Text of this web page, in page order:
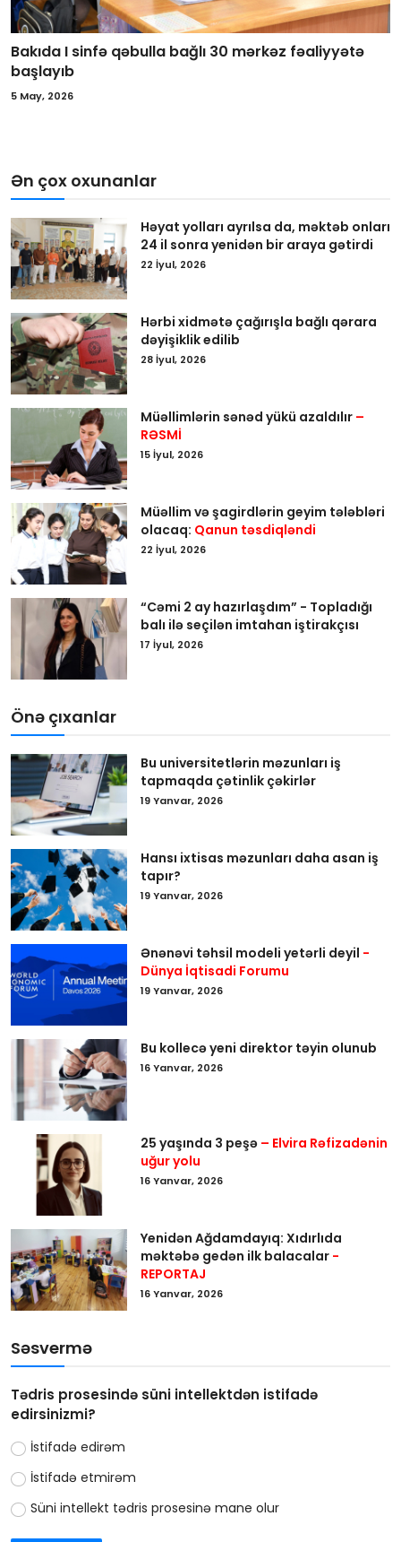
Bakıda I sinfə qəbulla bağlı 30 mərkəz fəaliyyətə
başlayıb
5 May, 2026
Ən çox oxunanlar
Həyat yolları ayrılsa da, məktəb onları
24 il sonra yenidən bir araya gətirdi
22 İyul, 2026
Hərbi xidmətə çağırışla bağlı qərara
dəyişiklik edilib
28 İyul, 2026
Müəllimlərin sənəd yükü azaldılır –
RƏSMİ
15 İyul, 2026
Müəllim və şagirdlərin geyim tələbləri
olacaq: Qanun təsdiqləndi
22 İyul, 2026
“Cəmi 2 ay hazırlaşdım” - Topladığı
balı ilə seçilən imtahan iştirakçısı
17 İyul, 2026
Önə çıxanlar
Bu universitetlərin məzunları iş
tapmaqda çətinlik çəkirlər
19 Yanvar, 2026
Hansı ixtisas məzunları daha asan iş
tapır?
19 Yanvar, 2026
Ənənəvi təhsil modeli yetərli deyil -
Dünya İqtisadi Forumu
19 Yanvar, 2026
Bu kollecə yeni direktor təyin olunub
16 Yanvar, 2026
25 yaşında 3 peşə – Elvira Rəfizadənin
uğur yolu
16 Yanvar, 2026
Yenidən Ağdamdayıq: Xıdırlıda
məktəbə gedən ilk balacalar -
REPORTAJ
16 Yanvar, 2026
Səsvermə
Tədris prosesində süni intellektdən istifadə
edirsinizmi?
İstifadə edirəm
İstifadə etmirəm
Süni intellekt tədris prosesinə mane olur